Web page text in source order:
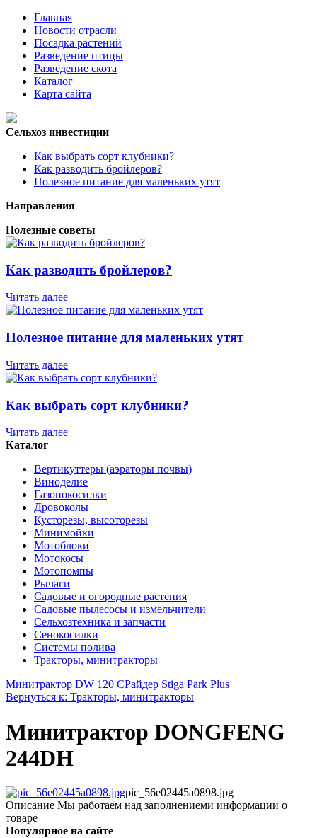
Главная
Новости отрасли
Посадка растений
Разведение птицы
Разведение скота
Каталог
Карта сайта
Сельхоз инвестиции
Как выбрать сорт клубники?
Как разводить бройлеров?
Полезное питание для маленьких утят
Направления
Полезные советы
Как разводить бройлеров?
Читать далее
Полезное питание для маленьких утят
Читать далее
Как выбрать сорт клубники?
Читать далее
Каталог
Вертикуттеры (аэраторы почвы)
Виноделие
Газонокосилки
Дровоколы
Кусторезы, высоторезы
Минимойки
Мотоблоки
Мотокосы
Мотопомпы
Рычаги
Садовые и огородные растения
Садовые пылесосы и измельчители
Сельхозтехника и запчасти
Сенокосилки
Системы полива
Тракторы, минитракторы
Минитрактор DW 120 СРайдер Stiga Park Plus
Вернуться к: Тракторы, минитракторы
Минитрактор DONGFENG
244DН
pic_56e02445a0898.jpg
Описание Мы работаем над заполнениеми информации о
товаре
Популярное на сайте